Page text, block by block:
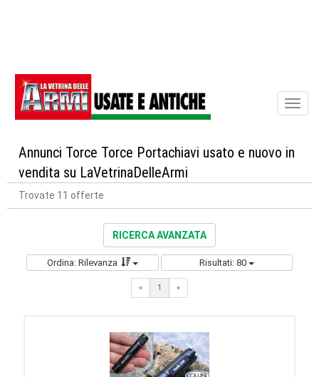
Annunci Torce Torce Portachiavi usato e nuovo in
vendita su LaVetrinaDelleArmi
Trovate 11 offerte
RICERCA AVANZATA
Ordina: Rilevanza Risultati: 80
« 1 «